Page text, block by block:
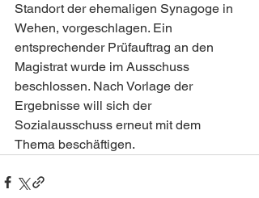
Standort der ehemaligen Synagoge in
Wehen, vorgeschlagen. Ein
entsprechender Prüfauftrag an den
Magistrat wurde im Ausschuss
beschlossen. Nach Vorlage der
Ergebnisse will sich der
Sozialausschuss erneut mit dem
Thema beschäftigen.